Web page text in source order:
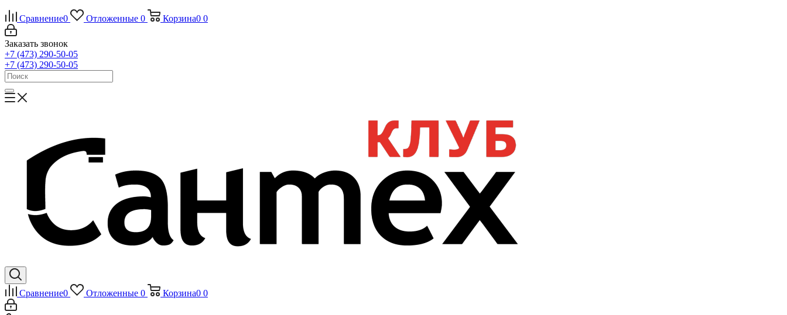
Сравнение0 Отложенные 0 Корзина0 0
Заказать звонок
+7 (473) 290-50-05
+7 (473) 290-50-05
Сравнение0 Отложенные 0 Корзина0 0